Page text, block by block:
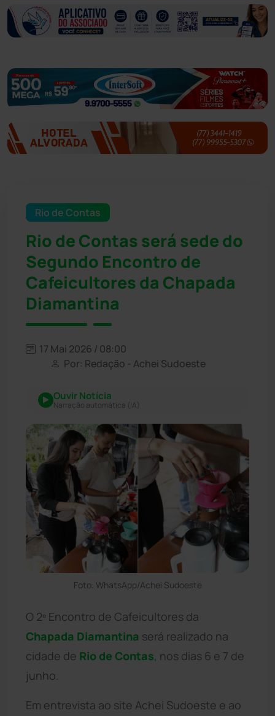
Rio de Contas
Rio de Contas será sede do
Segundo Encontro de
Cafeicultores da Chapada
Diamantina
17 Mai 2026 / 08:00
Por: Redação - Achei Sudoeste
Ouvir Notícia
Narração automática (IA)
Foto: WhatsApp/Achei Sudoeste
O 2º Encontro de Cafeicultores da
Chapada Diamantina será realizado na
cidade de Rio de Contas, nos dias 6 e 7 de
junho.
Em entrevista ao site Achei Sudoeste e ao